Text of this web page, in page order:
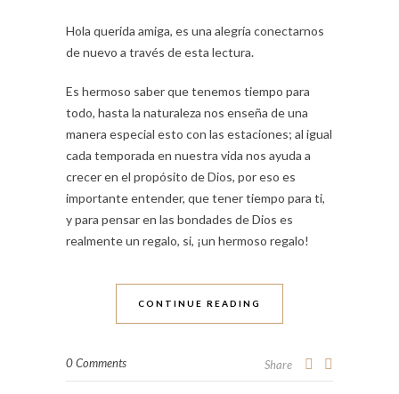
Hola querida amiga, es una alegría conectarnos
de nuevo a través de esta lectura.
Es hermoso saber que tenemos tiempo para
todo, hasta la naturaleza nos enseña de una
manera especial esto con las estaciones; al igual
cada temporada en nuestra vida nos ayuda a
crecer en el propósito de Dios, por eso es
importante entender, que tener tiempo para ti,
y para pensar en las bondades de Dios es
realmente un regalo, si, ¡un hermoso regalo!
CONTINUE READING
0 Comments Share